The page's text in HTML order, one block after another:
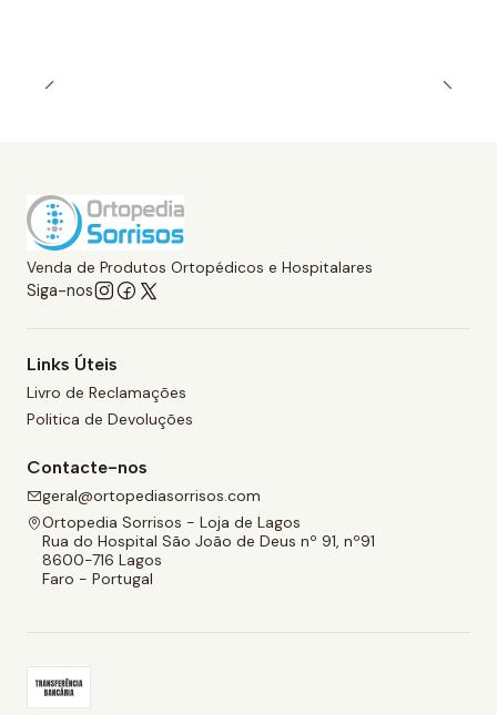
Venda de Produtos Ortopédicos e Hospitalares
Siga-nos
Links Úteis
Livro de Reclamações
Politica de Devoluções
Contacte-nos
geral@ortopediasorrisos.com
Ortopedia Sorrisos - Loja de Lagos
Rua do Hospital São João de Deus nº 91, nº91
8600-716 Lagos
Faro - Portugal